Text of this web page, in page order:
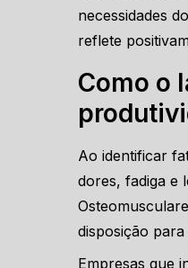
necessidades
reflete
Como o
Ao identificar
dores, fadiga e
disposição para
Empresas que